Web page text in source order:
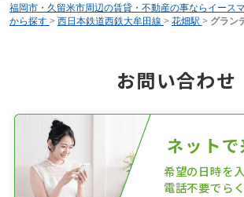
福岡市・久留米市周辺の賃貸・不動産の事ならイース
から探す > 西日本鉄道西鉄大牟田線 > 花畑駅 > グラン
お問い合わせ
ネット
希望の日時を
電話不要でら